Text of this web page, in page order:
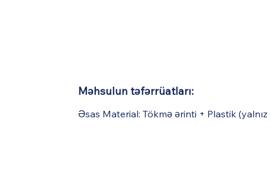
Məhsulun təfərrüatları:
Əsas Material: Tökmə ərinti + Plastik